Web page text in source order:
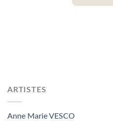
ARTISTES
Anne Marie VESCO